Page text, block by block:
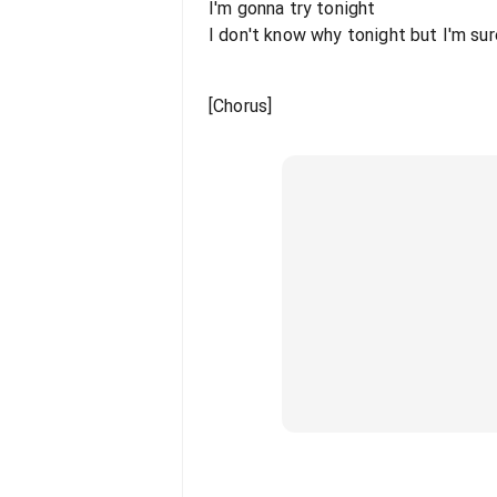
I'm gonna try tonight
I don't know why tonight but I'm
[Chorus]